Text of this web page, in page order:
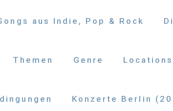
aus Indie, Pop & Rock
Themen Genre Locations
Konzerte Berlin